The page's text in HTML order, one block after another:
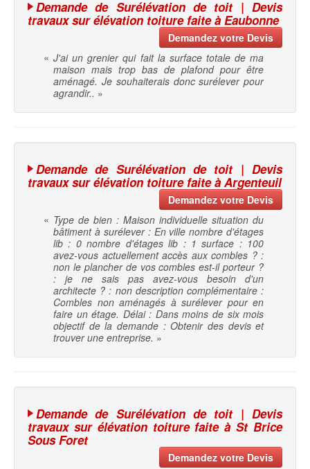
Demande de Surélévation de toit | Devis
travaux sur élévation toiture faite à Eaubonne
Demandez votre Devis
« J'ai un grenier qui fait la surface totale de ma
maison mais trop bas de plafond pour être
aménagé. Je souhaiterais donc surélever pour
agrandir.. »
Demande de Surélévation de toit | Devis
travaux sur élévation toiture faite à Argenteuil
Demandez votre Devis
« Type de bien : Maison individuelle situation du
bâtiment à surélever : En ville nombre d'étages
lib : 0 nombre d'étages lib : 1 surface : 100
avez-vous actuellement accès aux combles ? :
non le plancher de vos combles est-il porteur ?
: je ne sais pas avez-vous besoin d'un
architecte ? : non description complémentaire :
Combles non aménagés à surélever pour en
faire un étage. Délai : Dans moins de six mois
objectif de la demande : Obtenir des devis et
trouver une entreprise. »
Demande de Surélévation de toit | Devis
travaux sur élévation toiture faite à St Brice
Sous Foret
Demandez votre Devis